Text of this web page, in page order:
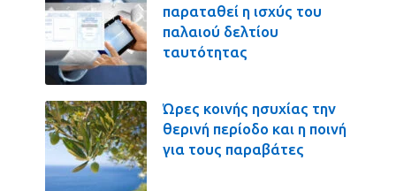
παραταθεί η ισχύς του
παλαιού δελτίου
ταυτότητας
Ώρες κοινής ησυχίας την
θερινή περίοδο και η ποινή
για τους παραβάτες